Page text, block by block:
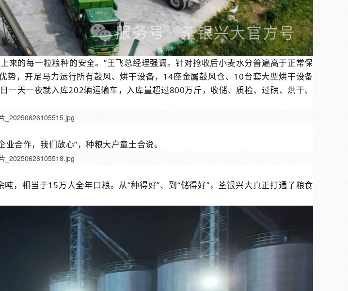
来的每一粒粮种的安全。”王飞总经理强调。针对抢收后小麦水分普遍高于正常保
，开足马力运行所有鼓风、烘干设备， 14座金属鼓风仓、 10台套大型烘干设备
日一天一夜就入库202辆运输车，入库量超过800万斤，收储、质检、过磅、烘干、
合作，我们放心”，种粮大户童士合说。
吨，相当于15万人全年口粮。从“种得好”、到“储得好”，荃银兴大真正打通了粮食